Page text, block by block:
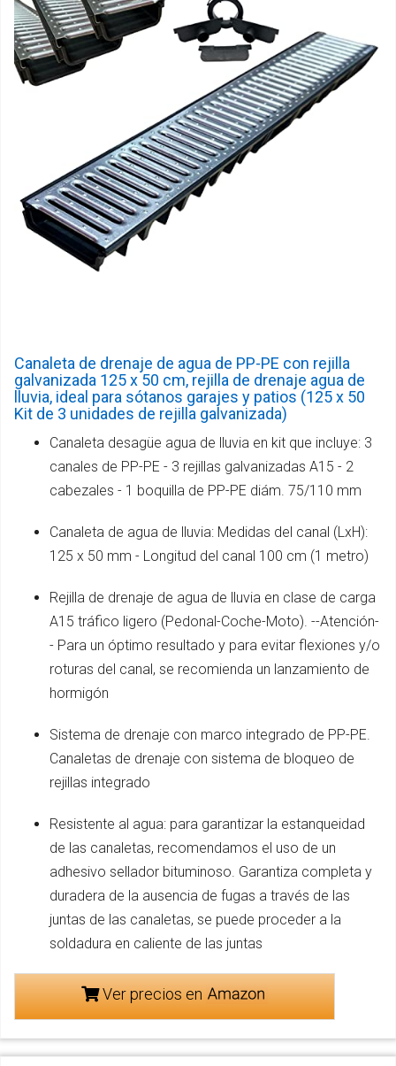
Canaleta de drenaje de agua de PP-PE con rejilla
galvanizada 125 x 50 cm, rejilla de drenaje agua de
lluvia, ideal para sótanos garajes y patios (125 x 50
Kit de 3 unidades de rejilla galvanizada)
Canaleta desagüe agua de lluvia en kit que incluye: 3
canales de PP-PE - 3 rejillas galvanizadas A15 - 2
cabezales - 1 boquilla de PP-PE diám. 75/110 mm
Canaleta de agua de lluvia: Medidas del canal (LxH):
125 x 50 mm - Longitud del canal 100 cm (1 metro)
Rejilla de drenaje de agua de lluvia en clase de carga
A15 tráfico ligero (Pedonal-Coche-Moto). --Atención-
- Para un óptimo resultado y para evitar flexiones y/o
roturas del canal, se recomienda un lanzamiento de
hormigón
Sistema de drenaje con marco integrado de PP-PE.
Canaletas de drenaje con sistema de bloqueo de
rejillas integrado
Resistente al agua: para garantizar la estanqueidad
de las canaletas, recomendamos el uso de un
adhesivo sellador bituminoso. Garantiza completa y
duradera de la ausencia de fugas a través de las
juntas de las canaletas, se puede proceder a la
soldadura en caliente de las juntas
Ver precios en